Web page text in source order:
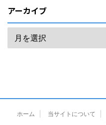
アーカイブ
ホーム 当サイトについて